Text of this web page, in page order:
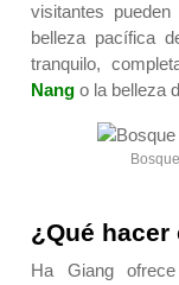
visitantes
belleza pacífica
tranquilo,
Nang o la belleza
¿Qué hacer
Ha Giang